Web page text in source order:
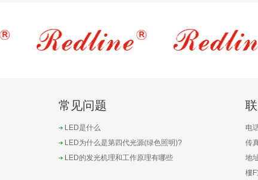
常见问题
LED是什么
LED为什么是第四代光源(绿色照明)?
LED的发光机理和工作原理有哪些
电
传
地
樓